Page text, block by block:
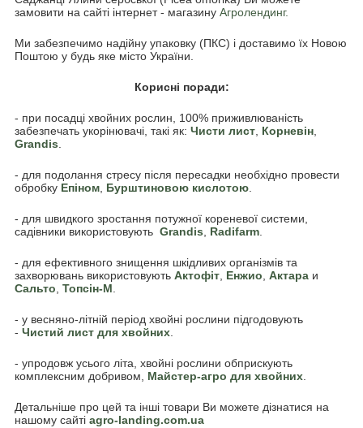
замовити на сайті інтернет - магазину Агролендинг.
Ми забезпечимо надійну упаковку (ПКС) і доставимо їх Новою
Поштою у будь яке місто України.
Корисні поради:
- при посадці хвойних рослин, 100% приживлюваність
забезпечать укорінювачі, такі як: Чисти лист Корневін
Grandis
- для подолання стресу після пересадки необхідно провести
обробку Епіном Бурштиновою кислотою
- для швидкого зростання потужної кореневої системи,
садівники використовують Grandis Radifarm
- для ефективного знищення шкідливих організмів та
захворювань використовують Актофіт Енжио Актара и
Сальто Топсін-М
- у весняно-літній період хвойні рослини підгодовують
- Чистий лист для хвойних
- упродовж усього літа, хвойні рослини обприскують
комплексним добривом, Майстер-агро для хвойних
Детальніше про цей та інші товари Ви можете дізнатися на
нашому сайті agro-landing.com.ua